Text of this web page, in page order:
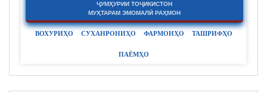
ҶУМҲУРИИ ТОҶИКИСТОН
МУҲТАРАМ ЭМОМАЛӢ РАҲМОН
ВОХУРИҲО СУХАНРОНИҲО ФАРМОНҲО ТАШРИФҲО
ПАЁМҲО